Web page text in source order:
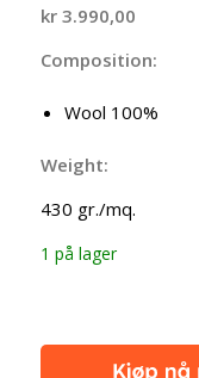
kr3.990,00
Composition:
Wool 100%
Weight:
430 gr./mq.
1 på lager